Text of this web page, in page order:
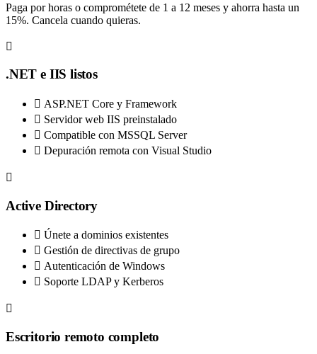
Paga por horas o comprométete de 1 a 12 meses y ahorra hasta un
15%. Cancela cuando quieras.
.NET e IIS listos
ASP.NET Core y Framework
Servidor web IIS preinstalado
Compatible con MSSQL Server
Depuración remota con Visual Studio
Active Directory
Únete a dominios existentes
Gestión de directivas de grupo
Autenticación de Windows
Soporte LDAP y Kerberos
Escritorio remoto completo